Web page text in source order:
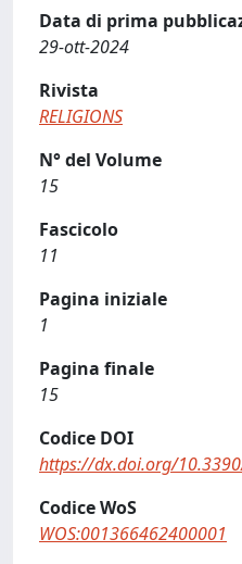
Data di prima
29-ott-2024
Rivista
RELIGIONS
N° del Volume
15
Fascicolo
11
Pagina iniziale
1
Pagina finale
15
Codice DOI
https://dx.doi.org/
Codice WoS
WOS:001366462400001